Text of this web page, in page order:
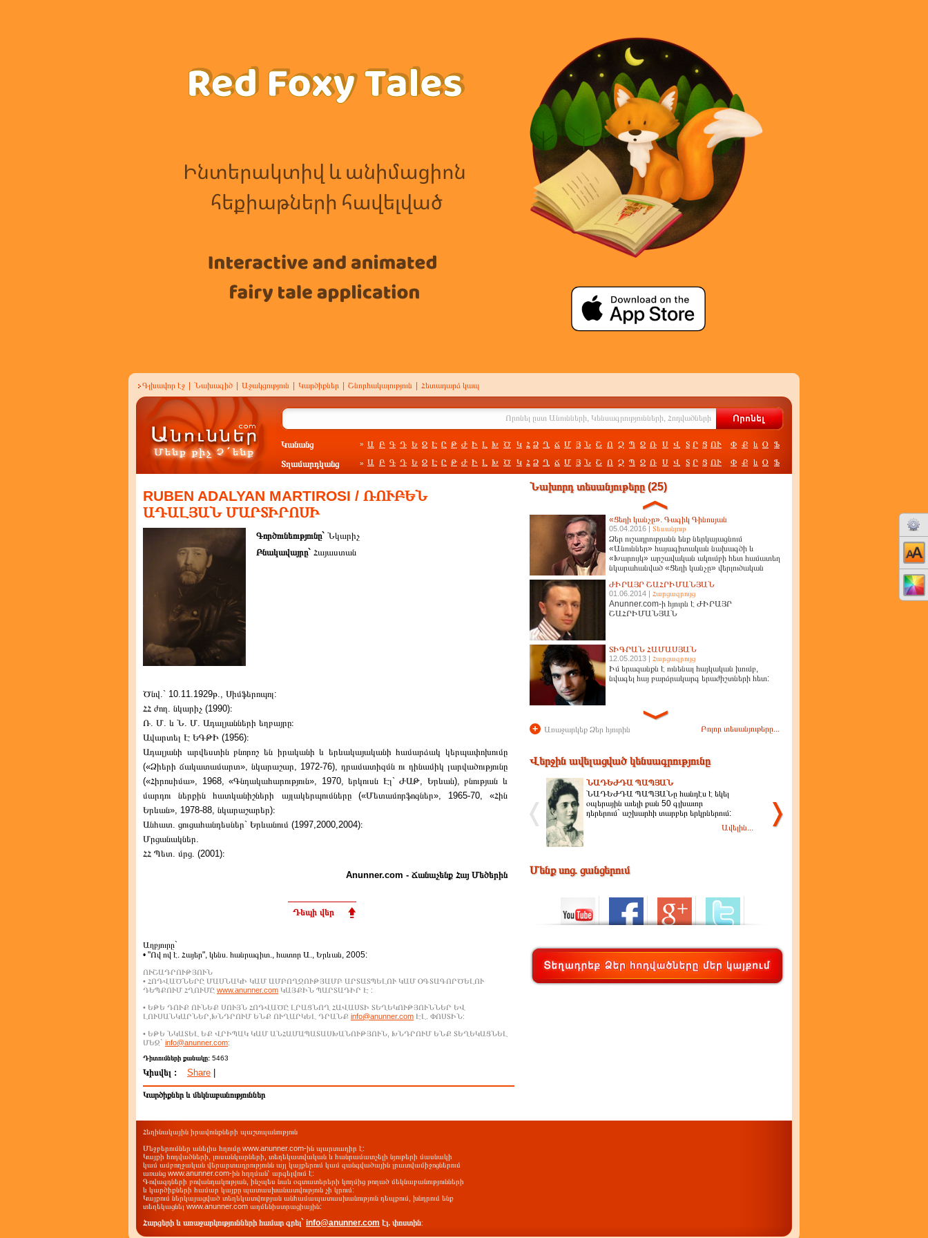
Գլխավոր էջ Նախագիծ Աջակցություն Կարծիքներ Շնորհակալություն Հետադարձ կապ
Կանանց » Ա Բ Գ Դ Ե Զ Է Ը Թ Ժ Ի Լ Խ Ծ Կ Հ Ձ Ղ Ճ Մ Յ Ն Շ Ո Չ Պ Ջ Ռ Ս Վ Տ Ր Ց ՈՒ Փ Ք և Օ Ֆ
Տղամարդկանց » Ա Բ Գ Դ Ե Զ Է Ը Թ Ժ Ի Լ Խ Ծ Կ Հ Ձ Ղ Ճ Մ Յ Ն Շ Ո Չ Պ Ջ Ռ Ս Վ Տ Ր Ց ՈՒ Փ Ք և Օ Ֆ
RUBEN ADALYAN MARTIROSI / ՌՈՒԲԵՆ
ԱԴԱԼՅԱՆ ՄԱՐՏԻՐՈՍԻ
Գործունեությունը` Նկարիչ
Բնակավայրը` Հայաստան
Ծնվ.` 10.11.1929թ., Սիմֆերոպոլ:
ՀՀ ժող. նկարիչ (1990)։
Ռ. Մ. և Ն. Մ. Ադալյանների եղբայրը։
Ավարտել Է ԵԳԹԻ (1956)։
Ադալյանի արվեստին բնորոշ են իրականի և երևակայականի համարձակ կերպափոխումը
(«Ձիերի ճակատամարտ», նկարաշար, 1972-76), դրամատիզմն ու դինամիկ լարվածությունը
(«Հիրոսիմա», 1968, «Գնդակահարություն», 1970, երկուսն Էլ` ԺԱԹ, Երևան), բնության և
մարդու ներքին հատկանիշների այլակերպումները («Մետամորֆոզներ», 1965-70, «Հին
Երևան», 1978-88, նկարաշարեր)։
Անհատ. ցուցահանդեսներ` Երևանում (1997,2000,2004)։
Մրցանակներ.
ՀՀ Պետ. մրց. (2001)։
Anunner.com - Ճանաչենք Հայ Մեծերին
Դեպի վեր
Աղբյուրը`
• "Ով ով է. Հայեր", կենս. հանրագիտ., հատոր Ա., Երևան, 2005:
ՈՒՇԱԴՐՈՒԹՅՈՒՆ
• ՀՈԴՎԱԾՆԵՐԸ ՄԱՍՆԱԿԻ ԿԱՄ ԱՄԲՈՂՋՈՒԹՅԱՄԲ ԱՐՏԱՏՊԵԼՈՒ ԿԱՄ ՕԳՏԱԳՈՐԾԵԼՈՒ
ԴԵՊՔՈՒՄ ՀՂՈՒՄԸ www.anunner.com ԿԱՅՔԻՆ ՊԱՐՏԱԴԻՐ Է :
• ԵԹԵ ԴՈՒՔ ՈՒՆԵՔ ՍՈՒՅՆ ՀՈԴՎԱԾԸ ԼՐԱՑՆՈՂ ՀԱՎԱՍՏԻ ՏԵՂԵԿՈՒԹՅՈՒՆՆԵՐ ԵՎ
ԼՈՒՍԱՆԿԱՐՆԵՐ,ԽՆԴՐՈՒՄ ԵՆՔ ՈՒՂԱՐԿԵԼ ԴՐԱՆՔ info@anunner.com ԷԼ. ՓՈՍՏԻՆ:
• ԵԹԵ ՆԿԱՏԵԼ ԵՔ ՎՐԻՊԱԿ ԿԱՄ ԱՆՀԱՄԱՊԱՏԱՍԽԱՆՈՒԹՅՈՒՆ, ԽՆԴՐՈՒՄ ԵՆՔ ՏԵՂԵԿԱՑՆԵԼ
ՄԵԶ` info@anunner.com:
Դիտումների քանակը: 5463
Կիսվել : Share
Կարծիքներ և մեկնաբանություններ
Նախորդ տեսանյութերը (25)
«Ցեղի կանչը». Գագիկ Գինոսյան
05.04.2016 | Տեսանյութ
Ձեր ուշադրությանն ենք ներկայացնում
«Անուններ» հայագիտական նախագծի և
«Խարույկ» արշավական ակումբի հետ համատեղ
նկարահանված «Ցեղի կանչը» վերլուծական
ԺԻՐԱՅՐ ՇԱՀՐԻՄԱՆՅԱՆ
01.06.2014 | Հարցազրույց
Anunner.com-ի հյուրն է ԺԻՐԱՅՐ
ՇԱՀՐԻՄԱՆՅԱՆ
ՏԻԳՐԱՆ ՀԱՄԱՍՅԱՆ
12.05.2013 | Հարցազրույց
Իմ երազանքն է ունենալ հայկական խումբ,
նվագել հայ բարձրակարգ երաժիշտների հետ:
+ Առաջարկեք Ձեր հյուրին Բոլոր տեսանյութերը...
Վերջին ավելացված կենսագրությունը
ՆԱԴԵԺԴԱ ՊԱՊՅԱՆ
ՆԱԴԵԺԴԱ ՊԱՊՅԱՆը հանդէս է եկել
օպերային աւելի քան 50 գլխաւոր
դերերում` աշխարհի տարբեր երկրներում:
Ավելին...
Մենք սոց. ցանցերում
Հեղինակային իրավունքների պաշտպանություն
Մեջբերումներ անելիս հղումը www.anunner.com-ին պարտադիր է:
Կայքի հոդվածների, լուսանկարների, տեղեկատվական և հանրամատչելի նյութերի մասնակի
կամ ամբողջական վերարտադրությունն այլ կայքերում կամ զանգվածային լրատվամիջոցներում
առանց www.anunner.com-ին հղղման՝ արգելվում է:
Գովազդների բովանդակության, ինչպես նաև օգտատերերի կողմից թողած մեկնաբանությունների
և կարծիքների համար կայքը պատասխանատվություն չի կրում:
Կայքում ներկայացված տեղեկատվության անհամապատասխանություն դեպքում, խնդրում ենք
տեղեկացնել www.anunner.com ադմենիստրացիային:
Հարցերի և առաջարկությունների համար գրել` info@anunner.com էլ. փոստին: